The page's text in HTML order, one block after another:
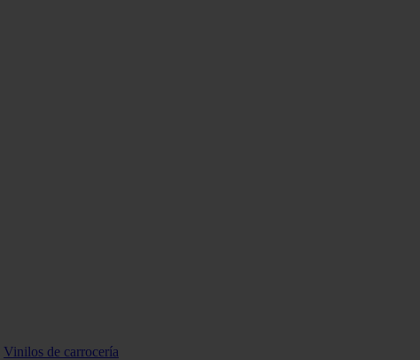
Vinilos de carrocería